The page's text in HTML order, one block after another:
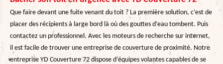
Que faire devant une fuite venant du toit ? La première solution, c’est de
placer des récipients à large bord là où des gouttes d’eau tombent. Puis
contactez un professionnel. Avec les moteurs de recherche sur internet,
il est facile de trouver une entreprise de couverture de proximité. Notre
entreprise YD Couverture 72 dispose d’équipes volantes capables de se